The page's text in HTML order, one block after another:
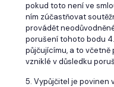
pokud toto není ve
ním zúčastňovat
provádět
porušení tohoto bodu
půjčujícímu, a to
vzniklé v důsledku
5. Vypůjčitel je povinen